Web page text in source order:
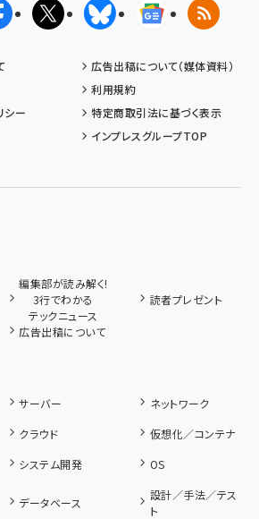
FacebookX(エックス)BlueskyGoogleニュ
RSS
広告出稿について（媒体資料）
利用規約
シー
特定商取引法に基づく表示
インプレスグループTOP
編集部が読み解く!
3行でわかる
テックニュース
読者プレゼント
広告出稿について
サーバー
ネットワーク
クラウド
仮想化／コンテナ
システム開発 OS
データベース
設計／手法／テス
ト